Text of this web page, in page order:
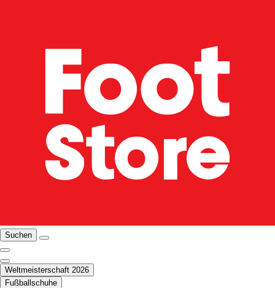
Suchen
Weltmeisterschaft 2026
Fußballschuhe